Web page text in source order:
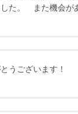
。 また機会が
うございます！